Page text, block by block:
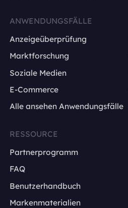
ANWENDUNGSFÄLLE
Anzeigeüberprüfung
Marktforschung
Soziale Medien
E-Commerce
Alle ansehen Anwendungsfälle
RESSOURCE
Partnerprogramm
FAQ
Benutzerhandbuch
Markenmaterialien